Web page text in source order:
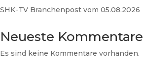
SHK-TV Branchenpost vom 05.08.2026
Neueste Kommentare
Es sind keine Kommentare vorhanden.